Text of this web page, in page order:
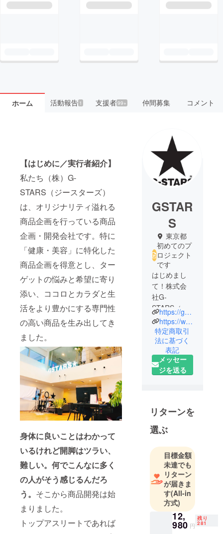
ホーム 活動報告1 支援者99+ 仲間募集 コメント
【はじめに／実行者紹介】
私たち（株）G-
STARS（ジースターズ）
は、オリジナリティ溢れる
商品企画を行っている商品
企画・開発会社です。特に
「健康・美容」に特化した
商品企画を得意とし、ター
ゲットの悩みと希望に寄り
添い、ココロとカラダと生
活をより豊かにする専門性
の高い商品を生み出してき
ました。
身体に良いことはわかって
いるけれど開脚はツラい、
難しい。何でこんなに多く
の人がそう感じるんだろ
う。 そこから商品開発は始
まりました。
トップアスリートであれば
GSTAR
S
東京都
初めてのプ
ロジェクト
です
はじめまし
て！株式会
社G-
STARS（ジ
ースター
ズ）と申し
ます！
2010年に愛
知県名古屋
市にて設立
京・名古屋2
拠点にて“他
にはない”、
い機能性ア
イデア商品
開発を行っ
ている会社
になりま
す。
「CAMPFIR
E」でのプロ
https://g-stars.jp/
https://www.youtube.com/channel/UC78FgMmGheUPA71hdBfFRdg
特定商取引
法に基づく
表記
メッセー
ジを送る
リターンを
選ぶ
目標金額
未達でも
リターン
が届きま
す(All-in
方式)
12,
980 円
残り
281